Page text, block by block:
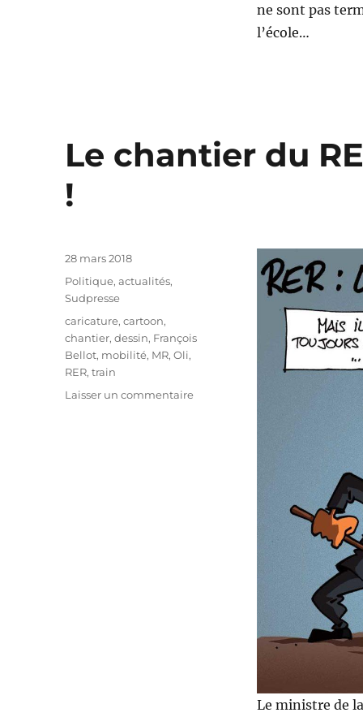
ne sont pas
l’école…
Le chantier du
!
Le ministre de
Publié
28 mars 2018
Catégories
Politique, actualités,
Sudpresse
Étiquettes
caricature,cartoon,
chantier,dessin, François
Bellot, mobilité, MR,Oli,
RER,train
Laisser un commentairesur